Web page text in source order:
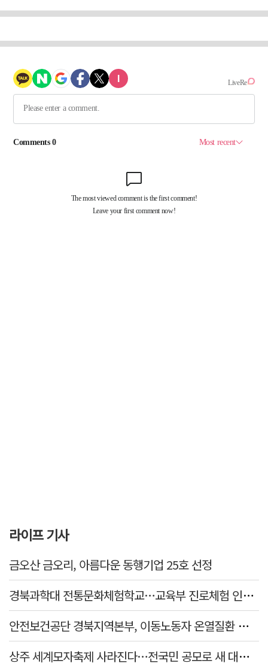
라이프 기사
금오산 금오리, 아름다운 동행기업 25호 선정
경북과학대 전통문화체험학교…교육부 진로체험 인증기관 선정
안전보건공단 경북지역본부, 이동노동자 온열질환 예방 캠페인
상주 세계모자축제 사라진다…전국민 공모로 새 대표축제 발굴 나서